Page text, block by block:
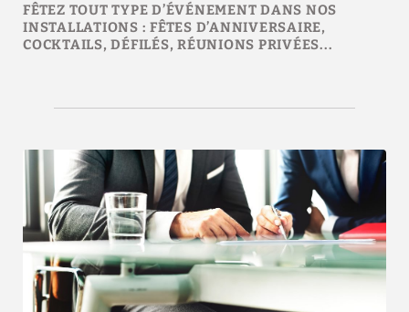
FÊTEZ TOUT TYPE D’ÉVÉNEMENT DANS NOS
INSTALLATIONS : FÊTES D’ANNIVERSAIRE,
COCKTAILS, DÉFILÉS, RÉUNIONS PRIVÉES...